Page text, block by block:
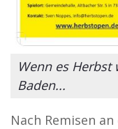
Wenn es
Baden...
Nach Remisen